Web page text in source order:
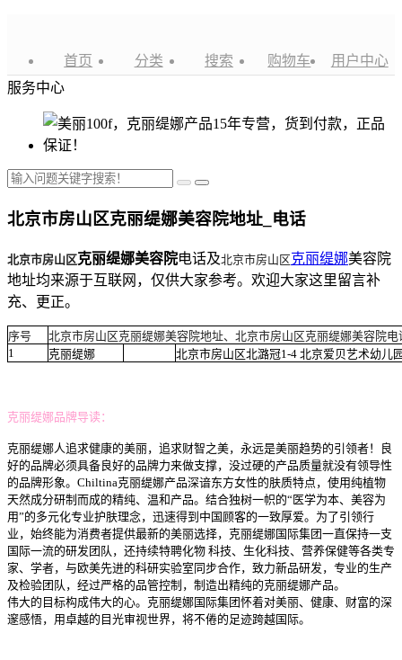
首页 分类 搜索 购物车
用户中心
服务中心
北京市房山区克丽缇娜美容院地址_电话
北京市房山区克丽缇娜美容院电话及北京市房山区克丽缇娜美容院
地址均来源于互联网，仅供大家参考。欢迎大家这里留言补
充、更正。
序号
北京市房山区克丽缇娜美容院地址、北京市房山区克丽缇娜美容院电
1
克丽缇娜 北京市房山区北潞冠1-4 北京爱贝艺术幼儿
克丽缇娜品牌导读：
克丽缇娜人追求健康的美丽，追求财智之美，永远是美丽趋势的引领者！良
好的品牌必须具备良好的品牌力来做支撑，没过硬的产品质量就没有领导性
的品牌形象。Chiltina克丽缇娜产品深谙东方女性的肤质特点，使用纯植物
天然成分研制而成的精纯、温和产品。结合独树一帜的“医学为本、美容为
用”的多元化专业护肤理念，迅速得到中国顾客的一致厚爱。为了引领行
业，始终能为消费者提供最新的美丽选择，克丽缇娜国际集团一直保持一支
国际一流的研发团队，还持续特聘化物 科技、生化科技、营养保健等各类专
家、学者，与欧美先进的科研实验室同步合作，致力新品研发，专业的生产
及检验团队，经过严格的品管控制，制造出精纯的克丽缇娜产品。
伟大的目标构成伟大的心。克丽缇娜国际集团怀着对美丽、健康、财富的深
邃感悟，用卓越的目光审视世界，将不倦的足迹跨越国际。